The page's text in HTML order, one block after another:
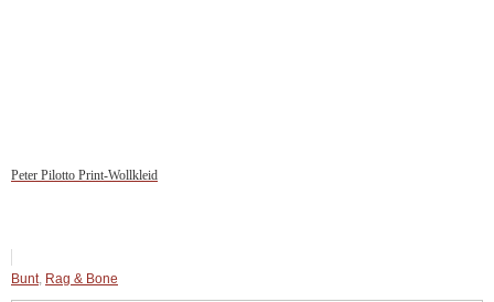
Peter Pilotto Print-Wollkleid
Bunt, Rag & Bone